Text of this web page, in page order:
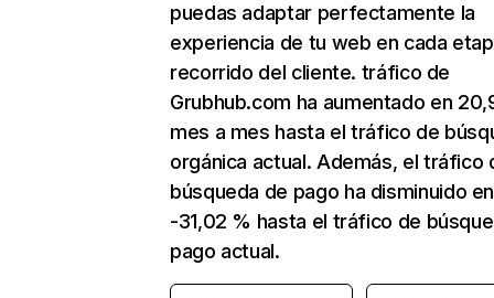
puedas adaptar perfectamente la
experiencia de tu web en cada
recorrido del cliente. tráfico de
Grubhub.com ha aumentado en
mes a mes hasta el tráfico de
orgánica actual. Además, el tráfico
búsqueda de pago ha disminuido en
-31,02 % hasta el tráfico de
pago actual.